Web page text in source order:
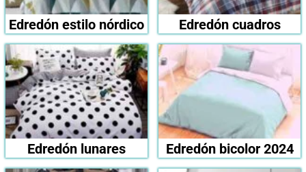
Edredón estilo nórdico Edredón cuadros
Edredón lunares Edredón bicolor 2024